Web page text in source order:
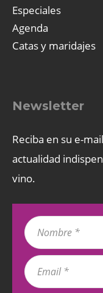
Especiales
Agenda
Catas y maridajes
Newsletter
Reciba en su e-
actualidad
vino.